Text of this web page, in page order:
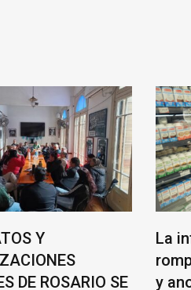
Y
DE ROSARIO SE
La
y